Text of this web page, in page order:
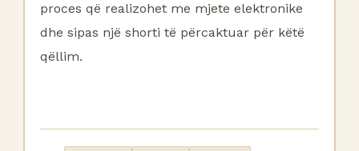
proces që realizohet me mjete elektronike
dhe sipas një shorti të përcaktuar për këtë
qëllim.